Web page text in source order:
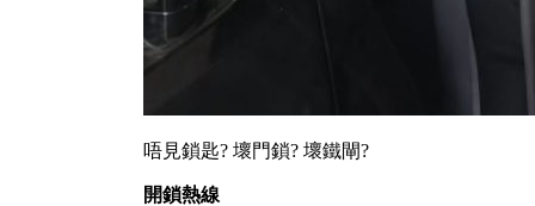
唔見鎖匙? 壞門鎖? 壞鐵閘?
開鎖熱線